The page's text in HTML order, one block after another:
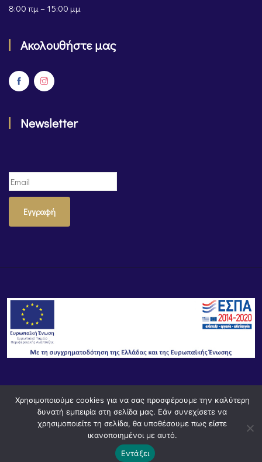
8:00 πμ – 15:00 μμ
Ακολουθήστε μας
Newsletter
Εγγραφή
Χρησιμοποιούμε cookies για να σας προσφέρουμε την καλύτερη
δυνατή εμπειρία στη σελίδα μας. Εάν συνεχίσετε να
χρησιμοποιείτε τη σελίδα, θα υποθέσουμε πως είστε
ικανοποιημένοι με αυτό.
Εντάξει